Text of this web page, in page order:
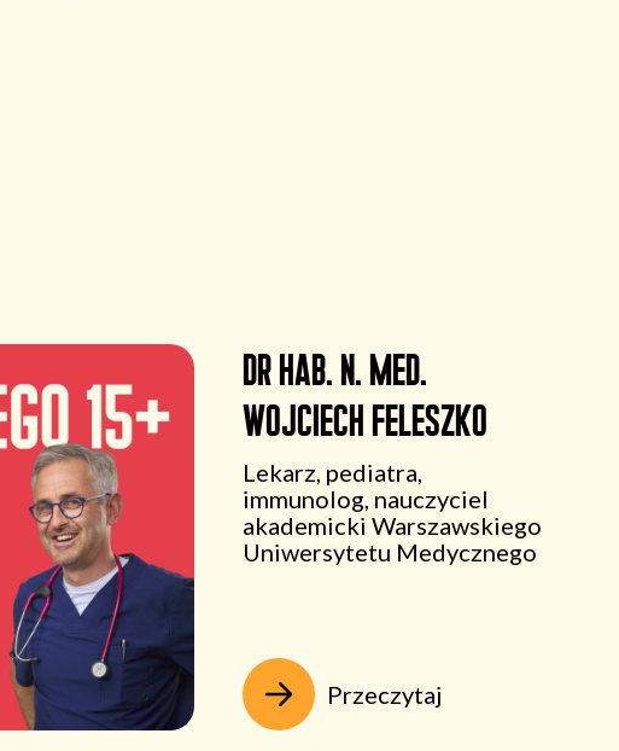
dr hab. n. med.
Wojciech Feleszko
Lekarz, pediatra,
immunolog, nauczyciel
akademicki Warszawskiego
Uniwersytetu Medycznego
Przeczytaj